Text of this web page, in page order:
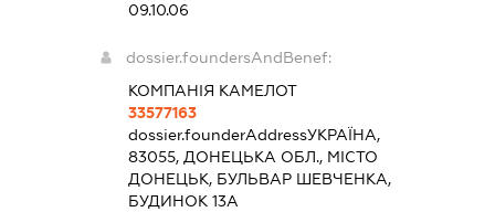
09.10.06
dossier.foundersAndBenef:
КОМПАНІЯ КАМЕЛОТ
33577163
dossier.founderAddressУКРАЇНА,
83055, ДОНЕЦЬКА ОБЛ., МІСТО
ДОНЕЦЬК, БУЛЬВАР ШЕВЧЕНКА,
БУДИНОК 13А